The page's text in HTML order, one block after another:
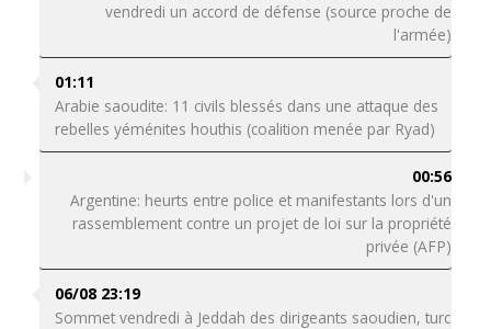
vendredi un accord de défense (source proche de
l'armée)
01:11
Arabie saoudite: 11 civils blessés dans une attaque des
rebelles yéménites houthis (coalition menée par Ryad)
00:56
Argentine: heurts entre police et manifestants lors d'un
rassemblement contre un projet de loi sur la propriété
privée (AFP)
06/08 23:19
Sommet vendredi à Jeddah des dirigeants saoudien, turc